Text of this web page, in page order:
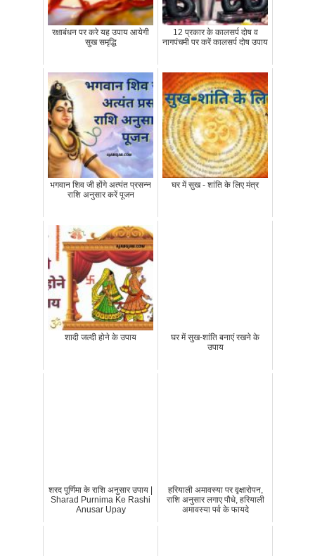
रक्षाबंधन पर करे यह उपाय आयेगी
सुख समृद्धि
12 प्रकार के कालसर्प दोष व
नागपंचमी पर करें कालसर्प दोष उपाय
भगवान शिव जी होंगे अत्‍यंत प्रसन्‍न
राशि अनुसार करें पूजन
घर में सुख - शांति के लिए मंत्र
शादी जल्दी होने के उपाय
घर में सुख-शांति बनाएं रखने के
उपाय
शरद पूर्णिमा के राशि अनुसार उपाय |
Sharad Purnima Ke Rashi
Anusar Upay
हरियाली अमावस्या पर वृक्षारोपन,
राशि अनुसार लगाए पौधे, हरियाली
अमावस्या पर्व के फायदे